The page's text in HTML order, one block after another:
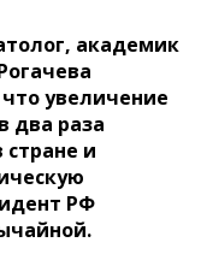
академик
увеличение
два раза
и
РФ